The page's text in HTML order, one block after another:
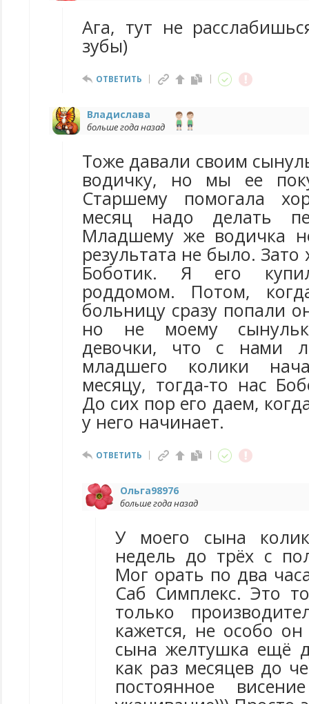
Ага, тут не
зубы)
ОТВЕТИТЬ
Владислава
больше года назад
Тоже давали своим
водичку, но мы ее
Старшему помогала
месяц надо делать
Младшему же водичка
результата не было.
Боботик. Я его
роддомом. Потом,
больницу сразу попали
но не моему
девочки, что с нами
младшего колики
месяцу, тогда-то нас
До сих пор его даем,
у него начинает.
ОТВЕТИТЬ
Ольга98976
больше года назад
У моего сына
недель до трёх с
Мог орать по два
Саб Симплекс. Это
только
кажется, не особо
сына желтушка ещё
как раз месяцев до
постоянное